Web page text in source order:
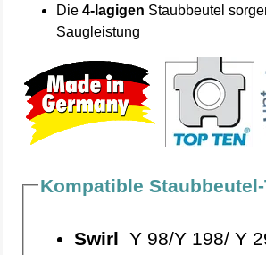
Die4-lagigen Staubbeutel
Saugleistung
Kompatible
Swirl Y 98/Y 198/ Y